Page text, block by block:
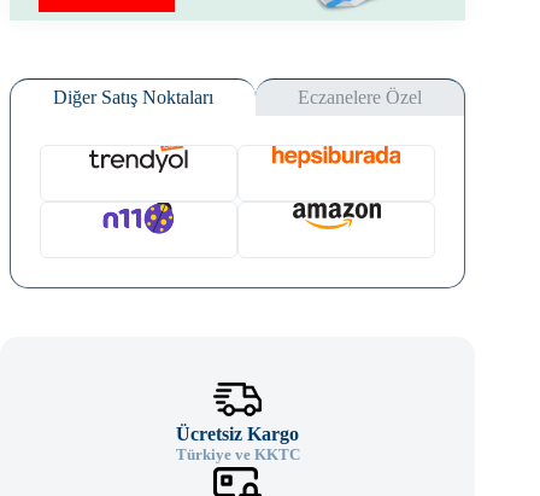
Calming
ml)
Diğer Satış Noktaları Eczanelere Özel
Ücretsiz Kargo
Türkiye ve KKTC